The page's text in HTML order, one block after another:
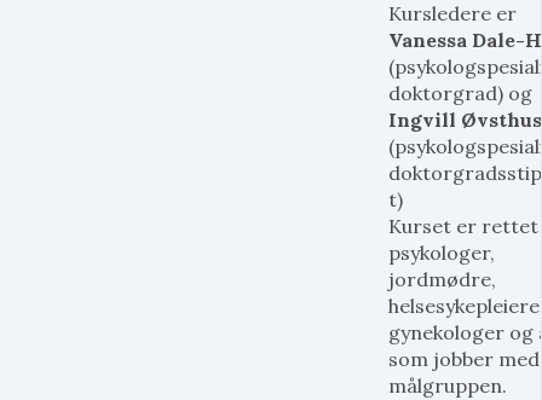
Kursledere er
Vanessa Dale-
doktorgrad) og
Ingvill Øvsthus
t)
Kurset er
psykologer,
jordmødre,
gynekologer og
som jobber med
målgruppen.